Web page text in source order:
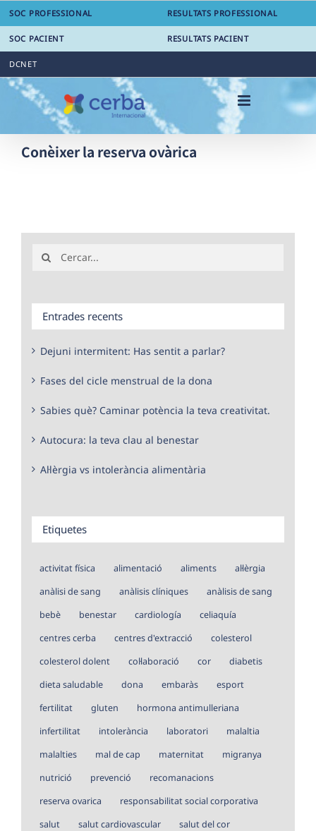
Skip
content
SOC PROFESSIONAL RESULTATS PROFESSIONAL
SOC PACIENT RESULTATS PACIENT
DCNET
Conèixer la reserva ovàrica
for:
Entrades recents
Dejuni intermitent: Has sentit a parlar?
Fases del cicle menstrual de la dona
Sabies què? Caminar potència la teva creativitat.
Autocura: la teva clau al benestar
Al·lèrgia vs intolerància alimentària
Etiquetes
activitat física alimentació aliments
al·lèrgia
anàlisi de sang
anàlisis clíniques
anàlisis de sang
bebè
benestar cardiología
celiaquía
centres cerba
centres d'extracció
colesterol
colesterol dolent
col·laboració cor
diabetis
dieta saludable
dona embaràs
esport
fertilitat
gluten
hormona antimulleriana
infertilitat
intolerància laboratori
malaltia
malalties
mal de cap maternitat
migranya
nutrició
prevenció
recomanacions
reserva ovarica
responsabilitat social corporativa
salut
salut cardiovascular
salut del cor